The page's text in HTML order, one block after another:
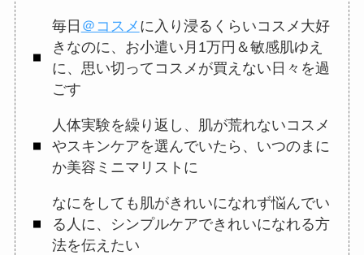
毎日 ＠コスメ に入り浸るくらいコスメ大好
きなのに、お小遣い月1万円＆敏感肌ゆえ
に、思い切ってコスメが買えない日々を過
ごす
人体実験を繰り返し、肌が荒れないコスメ
やスキンケアを選んでいたら、いつのまに
か美容ミニマリストに
なにをしても肌がきれいになれず悩んでい
る人に、シンプルケアできれいになれる方
法を伝えたい